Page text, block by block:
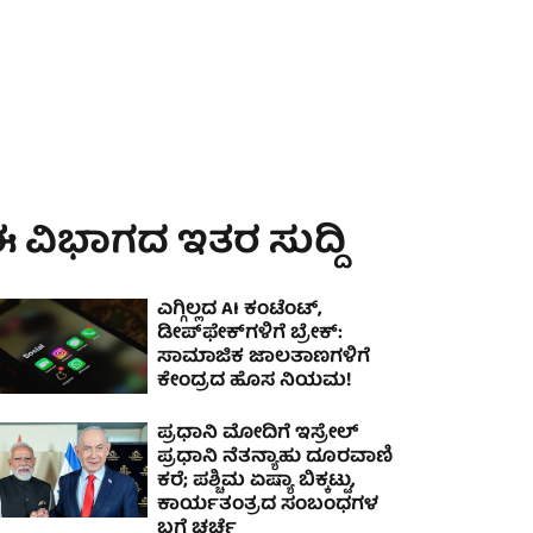
ವಿಭಾಗದ ಇತರ ಸುದ್ದಿ
ಎಗ್ಗಿಲ್ಲದ AI ಕಂಟೆಂಟ್,
ಡೀಪ್‌ಫೇಕ್‌ಗಳಿಗೆ ಬ್ರೇಕ್:
ಸಾಮಾಜಿಕ ಜಾಲತಾಣಗಳಿಗೆ
ಕೇಂದ್ರದ ಹೊಸ ನಿಯಮ!
ಪ್ರಧಾನಿ ಮೋದಿಗೆ ಇಸ್ರೇಲ್
ಪ್ರಧಾನಿ ನೆತನ್ಯಾಹು ದೂರವಾಣಿ
ಕರೆ; ಪಶ್ಚಿಮ ಏಷ್ಯಾ ಬಿಕ್ಕಟ್ಟು,
ಕಾರ್ಯತಂತ್ರದ ಸಂಬಂಧಗಳ